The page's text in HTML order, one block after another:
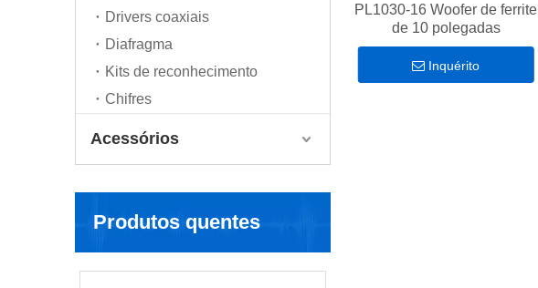
Drivers coaxiais
Diafragma
Kits de reconhecimento
Chifres
Acessórios
Produtos quentes
PL1030-16 Woofer de ferrite
de 10 polegadas
Inquérito